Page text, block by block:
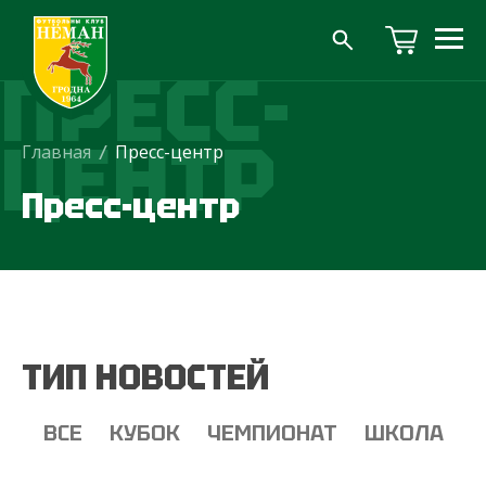
ПРЕСС-
ЦЕНТР
Главная / Пресс-центр
Пресс-центр
ТИП НОВОСТЕЙ
ВСЕ КУБОК ЧЕМПИОНАТ ШКОЛА